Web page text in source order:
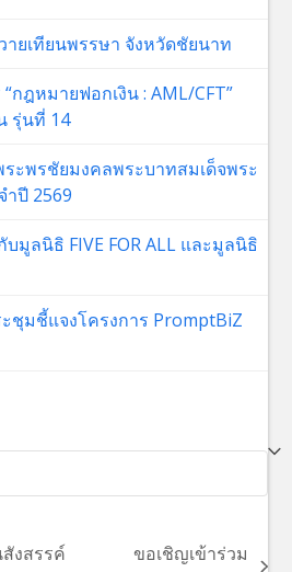
ายเทียนพรรษา จังหวัดชัยนาท
กฎหมายฟอกเงิน : AML/CFT”
รุ่นที่ 14
ระพรชัยมงคลพระบาทสมเด็จพระ
ำปี 2569
บมูลนิธิ FIVE FOR ALL และมูลนิธิ
ะชุมชี้แจงโครงการ PromptBiZ
งสรรค์
ขอเชิญเข้าร่วม